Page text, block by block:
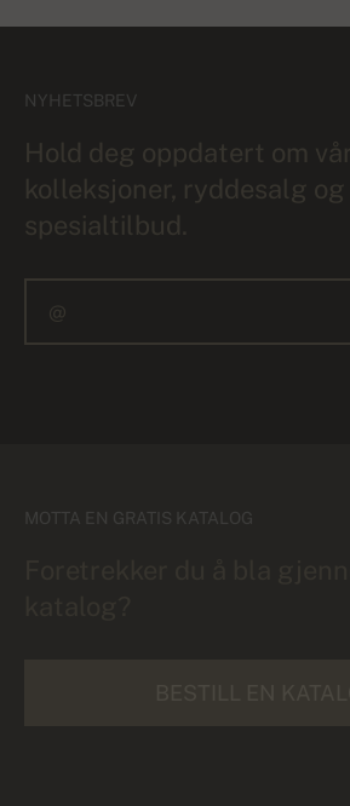
NYHETSBREV
Hold deg oppdatert om
kolleksjoner, ryddesalg
spesialtilbud.
MOTTA EN GRATIS KATALOG